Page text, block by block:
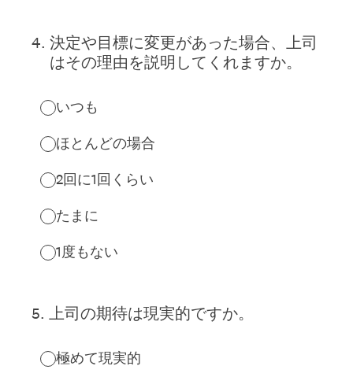
4. 決定や目標に変更があった場合、上司
はその理由を説明してくれますか。
いつも
ほとんどの場合
2回に1回くらい
たまに
1度もない
5. 上司の期待は現実的ですか。
極めて現実的